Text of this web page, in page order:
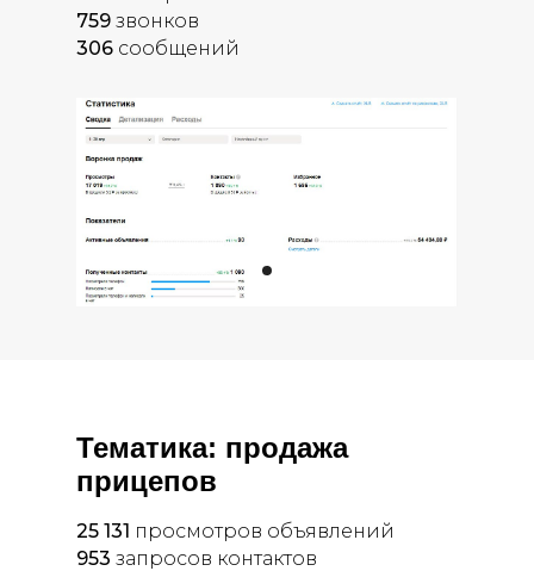
759 звонков
306 сообщений
Тематика: продажа
прицепов
25 131 просмотров объявлений
953 запросов контактов